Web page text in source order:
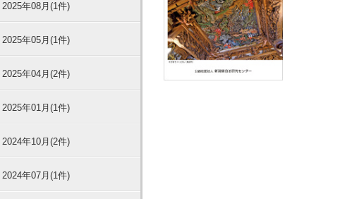
2025年08月(1件)
2025年05月(1件)
2025年04月(2件)
2025年01月(1件)
2024年10月(2件)
2024年07月(1件)